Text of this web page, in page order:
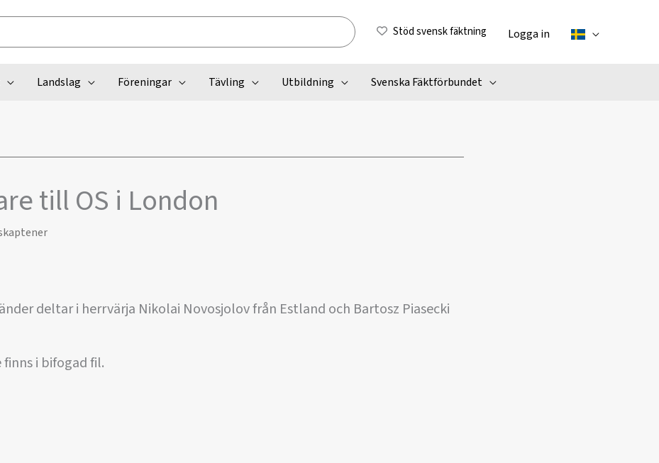
Stöd svensk fäktning Logga in
Landslag Föreningar Tävling Utbildning Svenska Fäktförbundet
till OS i London
deltar i herrvärja Nikolai Novosjolov från Estland och Bartosz Piasecki
i bifogad fil.